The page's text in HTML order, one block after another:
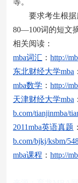
等。
要求考生根据
80—100词的短文
相关阅读：
mba词汇 ：http://
东北财经大学mba
mba数学 ：http://
天津财经大学mba
b.com/tianjinmba/
2011mba英语真题
b.com/bjkj/ksbm/
mba课程 ：http://